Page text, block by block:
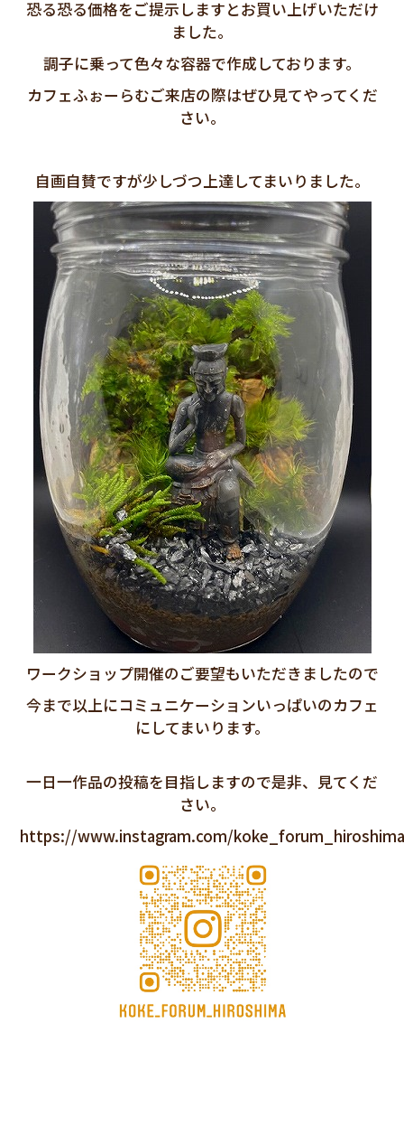
恐る恐る価格をご提示しますとお買い上げいただけ
ました。
調子に乗って色々な容器で作成しております。
カフェふぉーらむご来店の際はぜひ見てやってくだ
さい。
自画自賛ですが少しづつ上達してまいりました。
ワークショップ開催のご要望もいただきましたので
今まで以上にコミュニケーションいっぱいのカフェ
にしてまいります。
一日一作品の投稿を目指しますので是非、見てくだ
さい。
https://www.instagram.com/koke_forum_hiroshima